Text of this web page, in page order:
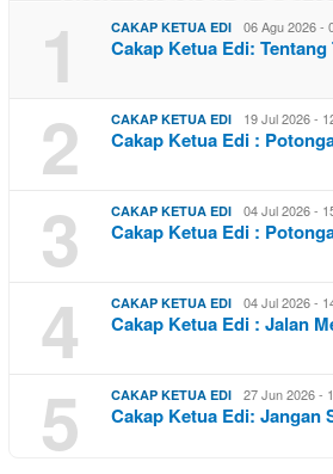
1 CAKAP KETUA EDI 06 Agu 2026 -
Cakap Ketua Edi:
2 CAKAP KETUA EDI 19 Jul 2026 -
Cakap Ketua Edi :
3 CAKAP KETUA EDI 04 Jul 2026 -
Cakap Ketua Edi :
4 CAKAP KETUA EDI 04 Jul 2026 -
Cakap Ketua Edi : Jalan
5 CAKAP KETUA EDI 27 Jun 2026 -
Cakap Ketua Edi: Jangan